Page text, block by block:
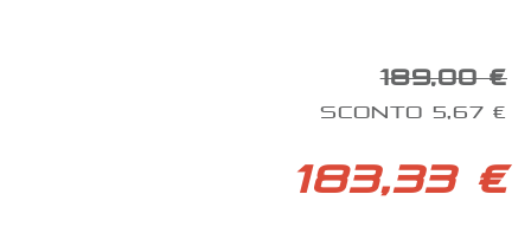
189,00 €
SCONTO 5,67 €
183,33 €